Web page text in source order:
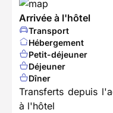
Arrivée à l'hôtel
Transport
Hébergement
Petit-déjeuner
Déjeuner
Dîner
Transferts depuis
à l'hôtel